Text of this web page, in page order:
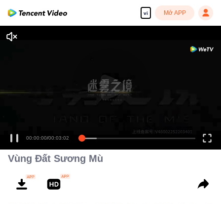
vi Mở APP
00:00:00/00:03:02
Vùng Đất Sương Mù